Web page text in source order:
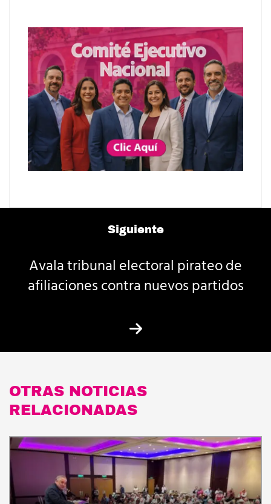
Siguiente
Avala tribunal electoral pirateo de
afiliaciones contra nuevos partidos
OTRAS NOTICIAS
RELACIONADAS